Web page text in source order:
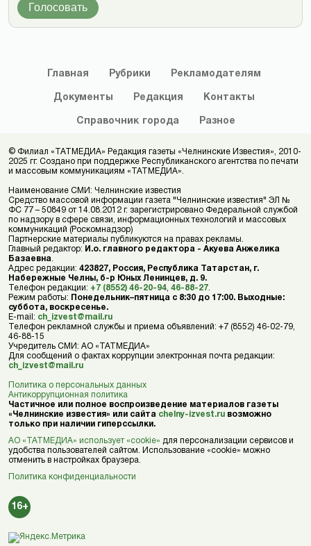
Голосовать
Главная Рубрики Рекламодателям
Документы Редакция Контакты
Справочник города Разное
© Филиал «ТАТМЕДИА» Редакция газеты «Челнинские Известия», 2010-
2025 гг. Создано при поддержке Республиканского агентства по печати
и массовым коммуникациям «ТАТМЕДИА».
Наименование СМИ: Челнинские известия
Средство массовой информации газета "Челнинские известия" ЭЛ №
ФС 77 – 50849 от 14.08.2012 г. зарегистрировано Федеральной службой
по надзору в сфере связи, информационных технологий и массовых
коммуникаций (Роскомнадзор)
Партнерские материалы публикуются на правах рекламы.
Главный редактор: И.о. главного редактора - Акуева Анжелика
Базаевна
Адрес редакции: 423827, Россия, Республика Татарстан, г.
Набережные Челны, б-р Юных Ленинцев, д. 9.
Телефон редакции: +7 (8552) 46-20-94 46-88-27
Режим работы: Понедельник–пятница с 8:30 до 17:00. Выходные:
суббота, воскресенье.
E-mail: ch_izvest@mail.ru
Телефон рекламной службы и приема объявлений: +7 (8552) 46-02-79,
46-88-15
Учредитель СМИ: АО «ТАТМЕДИА»
Для сообщений о фактах коррупции электронная почта редакции:
ch_izvest@mail.ru
Политика о персональных данных
Антикоррупционная политика
Частичное или полное воспроизведение материалов газеты
«Челнинские известия» или сайта chelny-izvest.ru возможно
только при наличии гиперссылки.
АО «ТАТМЕДИА» использует «cookie» для персонализации сервисов и
удобства пользователей сайтом. Использование «cookie» можно
отменить в настройках браузера.
Политика конфиденциальности
16+